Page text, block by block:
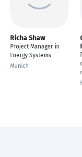
Richa Shaw
Project Manager in
Energy Systems
Munich